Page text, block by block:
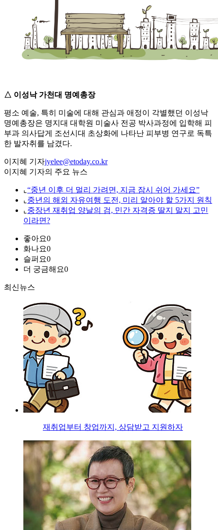
△ 이성낙 가천대 명예총장
평소 예술, 특히 미술에 대해 관심과 애정이 각별했던 이성낙
명예총장은 명지대 대학원 미술사 전공 박사과정에 입학해 피
부과 의사답게 조선시대 초상화에 나타난 피부병 연구로 독특
한 발자취를 남겼다.
이지혜 기자jyelee@etoday.co.kr
이지혜 기자의 주요 뉴스
⌞ “중년 이후 더 멀리 가려면, 지금 잠시 쉬어 가세요”
⌞ 중년의 해외 자유여행 도전, 미리 알아야 할 5가지 원칙
⌞ 중장년 재취업 양날의 검, 민간 자격증 딸지 말지 고민
이라면?
좋아요0
화나요0
슬퍼요0
더 궁금해요0
최신뉴스
재취업부터 창업까지, 상담받고 지원하자